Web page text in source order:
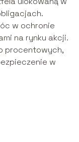
w ochronie
na rynku akcji.
procentowych,
w